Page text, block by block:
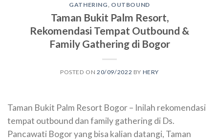
GATHERING OUTBOUND
Taman Bukit Palm Resort,
Rekomendasi Tempat Outbound &
Family Gathering di Bogor
POSTED ON20/09/2022 BY HERY
Taman Bukit Palm Resort Bogor – Inilah rekomendasi
tempat outbound dan family gathering di Ds.
Pancawati Bogor yang bisa kalian datangi, Taman